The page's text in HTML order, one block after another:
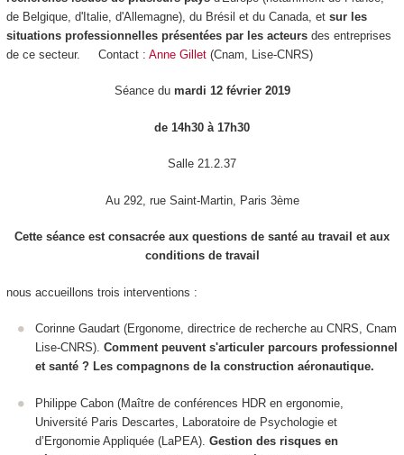
de Belgique, d'Italie, d'Allemagne), du Brésil et du Canada, et sur les
situations professionnelles présentées par les acteurs des entreprises
de ce secteur. Contact : Anne Gillet(Cnam, Lise-CNRS)
Séance dumardi 12 février 2019
de 14h30 à 17h30
Salle 21.2.37
Au 292, rue Saint-Martin, Paris 3ème
Cette séance est consacrée aux questions de santé au travail et aux
conditions de travail
nous accueillons trois interventions :
Corinne Gaudart (Ergonome, directrice de recherche au CNRS, Cnam
Lise-CNRS). Comment peuvent s'articuler parcours professionnel
et santé ? Les compagnons de la construction aéronautique.
Philippe Cabon (Maître de conférences HDR en ergonomie,
Université Paris Descartes, Laboratoire de Psychologie et
d’Ergonomie Appliquée (LaPEA). Gestion des risques en